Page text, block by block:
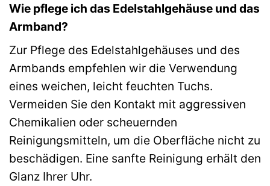
Wie pflege ich das Edelstahlgehäuse und das
Armband?
Zur Pflege des Edelstahlgehäuses und des
Armbands empfehlen wir die Verwendung
eines weichen, leicht feuchten Tuchs.
Vermeiden Sie den Kontakt mit aggressiven
Chemikalien oder scheuernden
Reinigungsmitteln, um die Oberfläche nicht zu
beschädigen. Eine sanfte Reinigung erhält den
Glanz Ihrer Uhr.